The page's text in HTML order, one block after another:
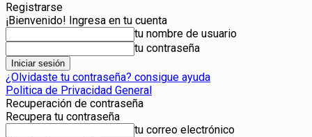
Registrarse
¡Bienvenido! Ingresa en tu cuenta
tu nombre de usuario
tu contraseña
¿Olvidaste tu contraseña? consigue ayuda
Politica de Privacidad General
Recuperación de contraseña
Recupera tu contraseña
tu correo electrónico